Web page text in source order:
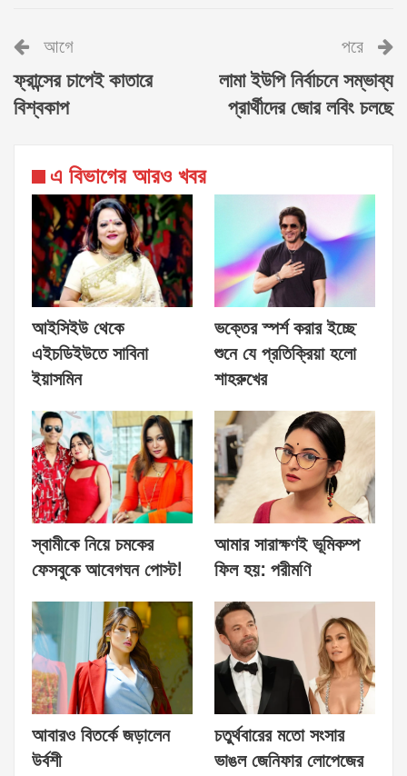
আগে
ফ্রান্সের চাপেই কাতারে
বিশ্বকাপ
পরে
লামা ইউপি নির্বাচনে সম্ভাব্য
প্রার্থীদের জোর লবিং চলছে
এ বিভাগের আরও খবর
আইসিইউ থেকে
এইচডিইউতে সাবিনা
ইয়াসমিন
ভক্তের স্পর্শ করার ইচ্ছে
শুনে যে প্রতিক্রিয়া হলো
শাহরুখের
স্বামীকে নিয়ে চমকের
ফেসবুকে আবেগঘন পোস্ট!
আমার সারাক্ষণই ভূমিকম্প
ফিল হয়: পরীমণি
আবারও বিতর্কে জড়ালেন
উর্বশী
চতুর্থবারের মতো সংসার
ভাঙল জেনিফার লোপেজের